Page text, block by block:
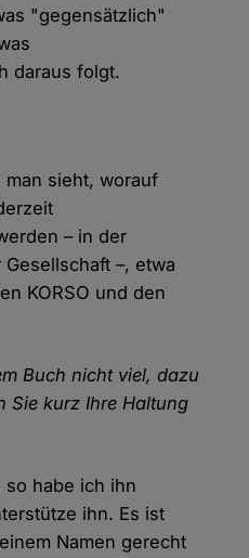
"gegensätzlich"
daraus folgt.
sieht, worauf
– in der
–, etwa
KORSO und den
Buch nicht viel, dazu
Sie kurz Ihre Haltung
so habe ich ihn
ihn. Es ist
Namen gerecht